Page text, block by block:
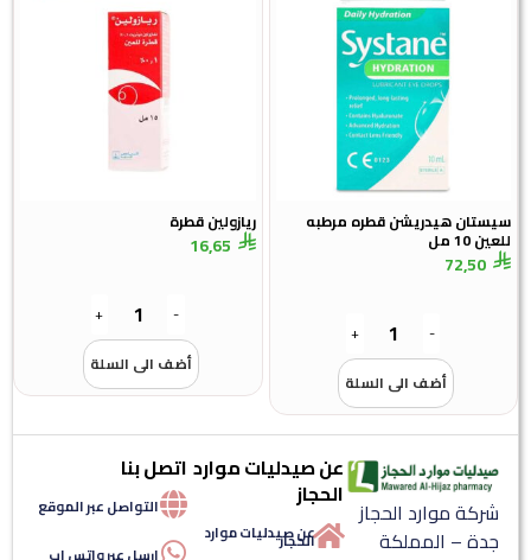
سيستان هيدريشن قطره مرطبه
للعين 10 مل
72,50
-
+
أضف الى السلة
ريازولين قطرة
16,65
-
+
أضف الى السلة
شركة موارد الحجاز
جدة – المملكة
عن صيدليات موارد
الحجاز
عن صيدليات موارد
الحجاز
اتصل بنا
التواصل عبر الموقع
ارسل عبر واتس اب